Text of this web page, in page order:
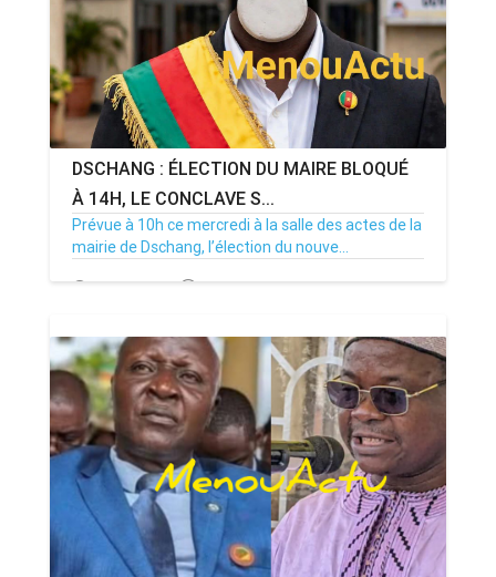
DSCHANG : ÉLECTION DU MAIRE BLOQUÉ
À 14H, LE CONCLAVE S...
Prévue à 10h ce mercredi à la salle des actes de la
mairie de Dschang, l’élection du nouve...
15/07/26 Par MenouActu 0